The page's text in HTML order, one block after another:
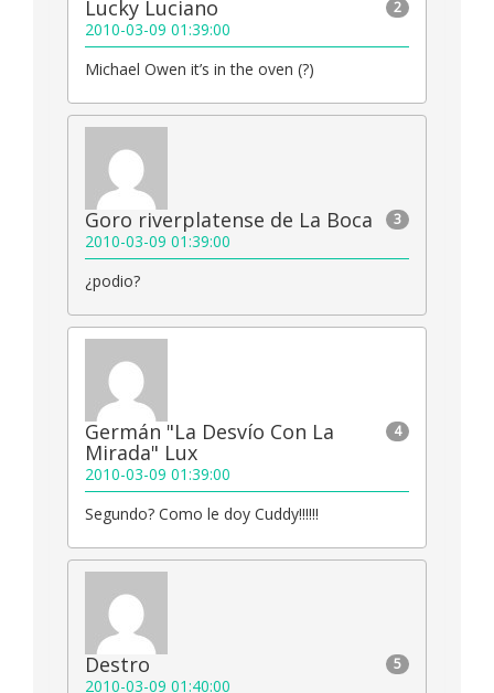
2
Lucky Luciano
2010-03-09 01:39:00
Michael Owen it’s in the oven (?)
3
Goro riverplatense de La Boca
2010-03-09 01:39:00
¿podio?
4
Germán "La Desvío Con La
Mirada" Lux
2010-03-09 01:39:00
Segundo? Como le doy Cuddy!!!!!!
5
Destro
2010-03-09 01:40:00